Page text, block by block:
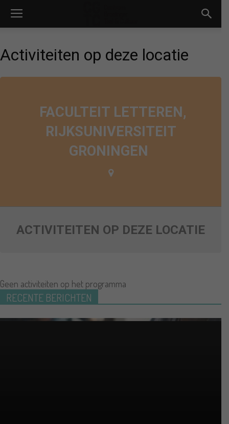
Activiteiten op deze locatie
FACULTEIT LETTEREN,
RIJKSUNIVERSITEIT
GRONINGEN
ACTIVITEITEN OP DEZE LOCATIE
Geen activiteiten op het programma
RECENTE BERICHTEN